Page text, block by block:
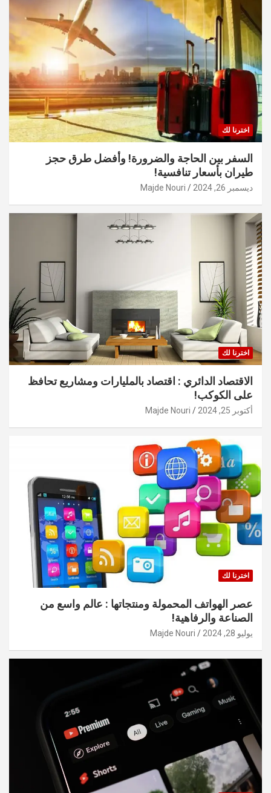
اخترنا لك
السفر بين الحاجة والضرورة! وأفضل طرق حجز
طيران بأسعار تنافسية!
ديسمبر 26, 2024 Majde Nouri
اخترنا لك
الاقتصاد الدائري : اقتصاد بالمليارات ومشاريع تحافظ
على الكوكب!
أكتوبر 25, 2024 Majde Nouri
اخترنا لك
عصر الهواتف المحمولة ومنتجاتها : عالم واسع من
الصناعة والرفاهية!
يوليو 28, 2024 Majde Nouri